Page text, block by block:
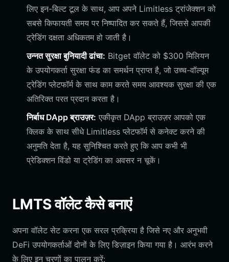
लिए इन-बिल्ट टूल के साथ, आप अपने Limitless ट्रांजेक्शन को
सबसे किफायती समय पर निष्पादित कर सकते हैं, जिससे आपकी
ट्रेडिंग दक्षता अधिकतम हो जाती है।
उन्नत सुरक्षा बुनियादी ढांचा: Bitget वॉलेट को $300 मिलियन
के उपयोगकर्ता सुरक्षा फंड का समर्थन प्राप्त है, जो उच्च-वॉल्यूम
ट्रेडिंग प्लेटफॉर्म के साथ काम करते समय आवश्यक सुरक्षा की एक
अतिरिक्त परत प्रदान करता है।
निर्बाध DApp ब्राउज़र: एकीकृत DApp ब्राउज़र आपको एक
क्लिक के साथ सीधे Limitless प्लेटफॉर्म से कनेक्ट करने की
अनुमति देता है, यह सुनिश्चित करते हुए कि आप कभी भी
प्रेडिक्शन विंडो या ट्रेडिंग का अवसर न चूकें।
LMTS वॉलेट कैसे बनाएं
अपना वॉलेट सेट करना एक सरल प्रक्रिया है जिसे नए और अनुभवी
DeFi उपयोगकर्ताओं दोनों के लिए डिज़ाइन किया गया है। आरंभ करने
के लिए इन चरणों का पालन करें: